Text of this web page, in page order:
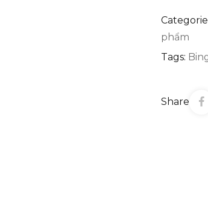
phẩm
Tags:
Share